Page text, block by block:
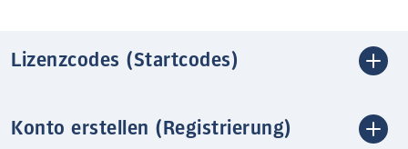
Lizenzcodes (Startcodes)
Konto erstellen (Registrierung)